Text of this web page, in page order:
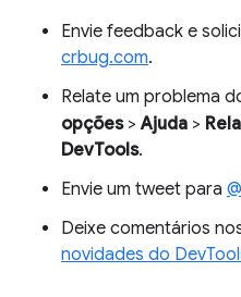
Envie feedback e
crbug.com.
Relate um problema
opções>Ajuda >
DevTools.
Envie um tweet para
Deixe comentários
novidades do